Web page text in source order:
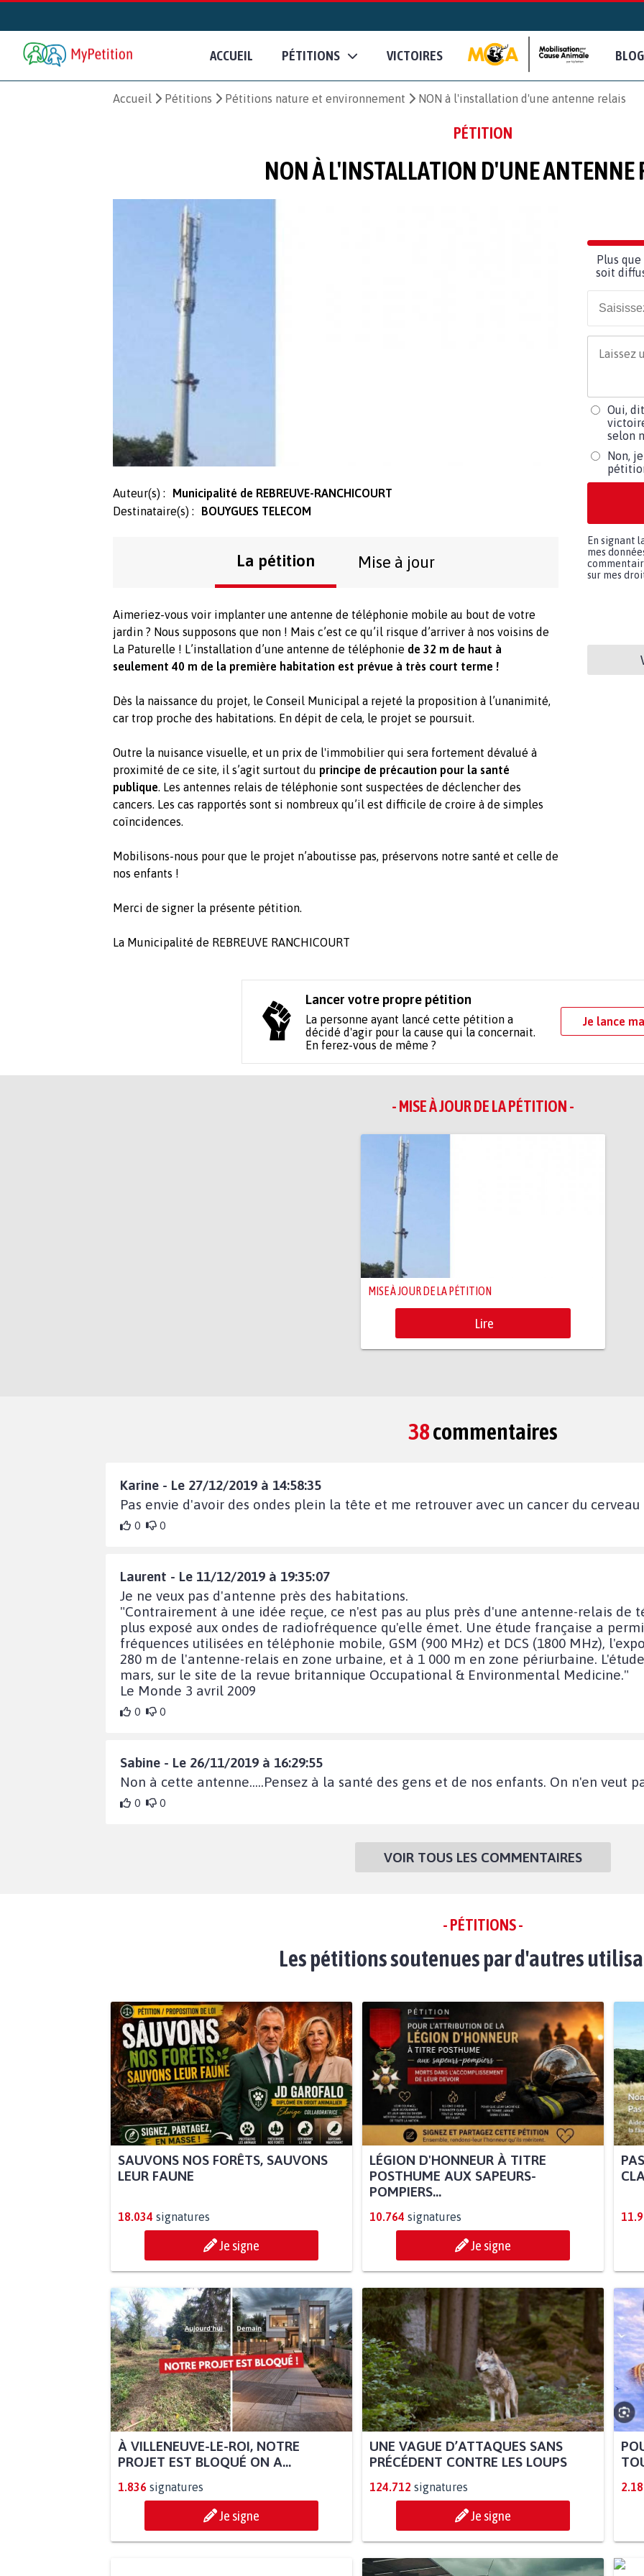
ACCUEIL PÉTITIONS VICTOIRES BLOG
Accueil Pétitions Pétitions nature et environnement NON à l'installation d'une antenne relais
PÉTITION
NON À L'INSTALLATION D'UNE ANTENNE
Auteur(s) :
Municipalité de REBREUVE-RANCHICOURT
Destinataire(s) :
BOUYGUES TELECOM
La pétition Mise à jour
Aimeriez-vous voir implanter une antenne de téléphonie mobile au bout de votre
jardin ? Nous supposons que non ! Mais c’est ce qu’il risque d’arriver à nos voisins de
La Paturelle ! L’installation d’une antenne de téléphonie de 32 m de haut à
seulement 40 m de la première habitation est prévue à très court terme !
Dès la naissance du projet, le Conseil Municipal a rejeté la proposition à l’unanimité,
car trop proche des habitations. En dépit de cela, le projet se poursuit.
Outre la nuisance visuelle, et un prix de l'immobilier qui sera fortement dévalué à
proximité de ce site, il s’agit surtout du principe de précaution pour la santé
publique. Les antennes relais de téléphonie sont suspectées de déclencher des
cancers. Les cas rapportés sont si nombreux qu’il est difficile de croire à de simples
coïncidences.
Mobilisons-nous pour que le projet n’aboutisse pas, préservons notre santé et celle de
nos enfants !
Merci de signer la présente pétition.
La Municipalité de REBREUVE RANCHICOURT
Plus
soit
Oui,
selon
Non,
En signant
mes
sur mes
Lancer votre propre pétition
La personne ayant lancé cette pétition a
décidé d'agir pour la cause qui la concernait.
En ferez-vous de même ?
Je lance
- MISE À JOUR DE LA PÉTITION -
MISE À JOUR DE LA PÉTITION
Lire
38commentaires
Karine - Le 27/12/2019 à 14:58:35
Pas envie d'avoir des ondes plein la tête et me retrouver avec un cancer du cerveau
0 0
Laurent - Le 11/12/2019 à 19:35:07
Je ne veux pas d'antenne près des habitations.
"Contrairement à une idée reçue, ce n'est pas au plus près d'une antenne-relais
plus exposé aux ondes de radiofréquence qu'elle émet. Une étude française a
fréquences utilisées en téléphonie mobile, GSM (900 MHz) et DCS (1800 MHz),
280 m de l'antenne-relais en zone urbaine, et à 1 000 m en zone périurbaine.
mars, sur le site de la revue britannique Occupational & Environmental Medicine."
Le Monde 3 avril 2009
0 0
Sabine - Le 26/11/2019 à 16:29:55
Non à cette antenne.....Pensez à la santé des gens et de nos enfants. On n'en veut
0 0
VOIR TOUS LES COMMENTAIRES
- PÉTITIONS -
Les pétitions soutenues par d'autres
SAUVONS NOS FORÊTS, SAUVONS
LEUR FAUNE
18.034 signatures
Je signe
LÉGION D'HONNEUR À TITRE
POSTHUME AUX SAPEURS-
POMPIERS...
10.764 signatures
Je signe
À VILLENEUVE-LE-ROI, NOTRE
PROJET EST BLOQUÉ ON A...
1.836 signatures
Je signe
UNE VAGUE D’ATTAQUES SANS
PRÉCÉDENT CONTRE LES LOUPS
124.712 signatures
Je signe